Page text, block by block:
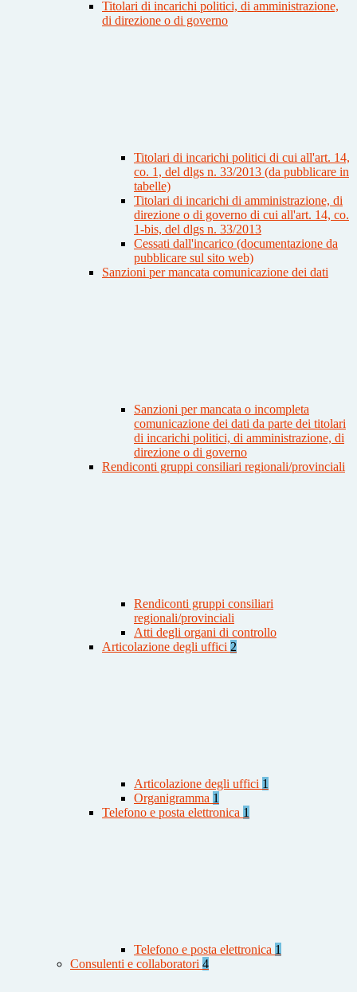
Titolari di incarichi politici, di amministrazione,
di direzione o di governo
Titolari di incarichi politici di cui all'art. 14,
co. 1, del dlgs n. 33/2013 (da pubblicare in
tabelle)
Titolari di incarichi di amministrazione, di
direzione o di governo di cui all'art. 14, co.
1-bis, del dlgs n. 33/2013
Cessati dall'incarico (documentazione da
pubblicare sul sito web)
Sanzioni per mancata comunicazione dei dati
Sanzioni per mancata o incompleta
comunicazione dei dati da parte dei titolari
di incarichi politici, di amministrazione, di
direzione o di governo
Rendiconti gruppi consiliari regionali/provinciali
Rendiconti gruppi consiliari
regionali/provinciali
Atti degli organi di controllo
Articolazione degli uffici 2
Articolazione degli uffici 1
Organigramma 1
Telefono e posta elettronica 1
Telefono e posta elettronica 1
Consulenti e collaboratori 4